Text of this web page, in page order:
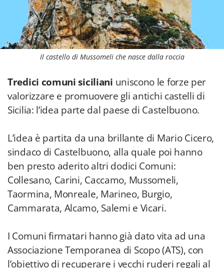
Il castello di Mussomeli che nasce dalla roccia
Tredici comuni siciliani uniscono le forze per
valorizzare e promuovere gli antichi castelli di
Sicilia: l’idea parte dal paese di Castelbuono.
L’idea è partita da una brillante di Mario Cicero,
sindaco di Castelbuono, alla quale poi hanno
ben presto aderito altri dodici Comuni:
Collesano, Carini, Caccamo, Mussomeli,
Taormina, Monreale, Marineo, Burgio,
Cammarata, Alcamo, Salemi e Vicari.
I Comuni firmatari hanno già dato vita ad una
Associazione Temporanea di Scopo (ATS), con
l’obiettivo di recuperare i vecchi ruderi regali al